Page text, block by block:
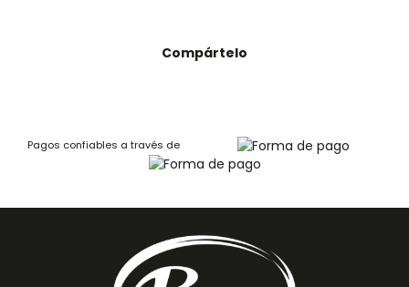
Compártelo
Pagos confiables a través de